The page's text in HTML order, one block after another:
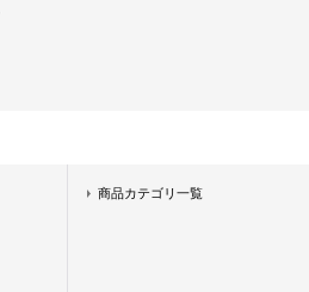
商品カテゴリ一覧